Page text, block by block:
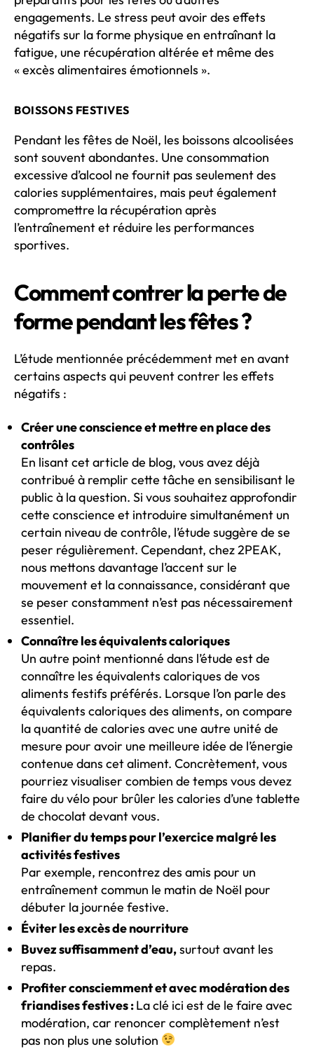
engagements. Le stress peut avoir des effets
négatifs sur la forme physique en entraînant la
fatigue, une récupération altérée et même des
« excès alimentaires émotionnels ».
BOISSONS FESTIVES
Pendant les fêtes de Noël, les boissons alcoolisées
sont souvent abondantes. Une consommation
excessive d’alcool ne fournit pas seulement des
calories supplémentaires, mais peut également
compromettre la récupération après
l’entraînement et réduire les performances
sportives.
Comment contrer la perte de
forme pendant les fêtes ?
L’étude mentionnée précédemment met en avant
certains aspects qui peuvent contrer les effets
négatifs :
Créer une conscience et mettre en place des
contrôles
En lisant cet article de blog, vous avez déjà
contribué à remplir cette tâche en sensibilisant le
public à la question. Si vous souhaitez approfondir
cette conscience et introduire simultanément un
certain niveau de contrôle, l’étude suggère de se
peser régulièrement. Cependant, chez 2PEAK,
nous mettons davantage l’accent sur le
mouvement et la connaissance, considérant que
se peser constamment n’est pas nécessairement
essentiel.
Connaître les équivalents caloriques
Un autre point mentionné dans l’étude est de
connaître les équivalents caloriques de vos
aliments festifs préférés. Lorsque l’on parle des
équivalents caloriques des aliments, on compare
la quantité de calories avec une autre unité de
mesure pour avoir une meilleure idée de l’énergie
contenue dans cet aliment. Concrètement, vous
pourriez visualiser combien de temps vous devez
faire du vélo pour brûler les calories d’une tablette
de chocolat devant vous.
Planifier du temps pour l’exercice malgré les
activités festives
Par exemple, rencontrez des amis pour un
entraînement commun le matin de Noël pour
débuter la journée festive.
Éviter les excès de nourriture
Buvez suffisamment d’eau,surtout avant les
repas.
Profiter consciemment et avec modération des
friandises festives :La clé ici est de le faire avec
modération, car renoncer complètement n’est
pas non plus une solution